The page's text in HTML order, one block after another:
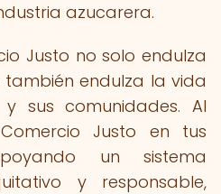
azucarera.
Justo no solo endulza
también endulza la vida
sus comunidades. Al
Justo en tus
un sistema
y responsable,